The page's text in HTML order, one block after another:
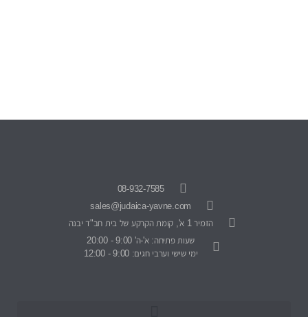
08-932-7585
sales@judaica-yavne.com
הזמיר 1 א', קומת הקרקע של בית חב"ד יבנה
שעות פתיחה: א'-ה' 9:00 - 20:00
ימי שישי וערבי חגים: 9:00 - 12:00